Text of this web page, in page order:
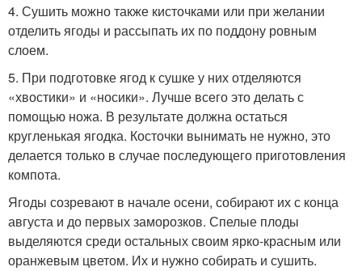
4. Сушить можно также кисточками или при желании
отделить ягоды и рассыпать их по поддону ровным
слоем.
5. При подготовке ягод к сушке у них отделяются
«хвостики» и «носики». Лучше всего это делать с
помощью ножа. В результате должна остаться
кругленькая ягодка. Косточки вынимать не нужно, это
делается только в случае последующего приготовления
компота.
Ягоды созревают в начале осени, собирают их с конца
августа и до первых заморозков. Спелые плоды
выделяются среди остальных своим ярко-красным или
оранжевым цветом. Их и нужно собирать и сушить.